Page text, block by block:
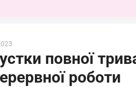
повної
роботи